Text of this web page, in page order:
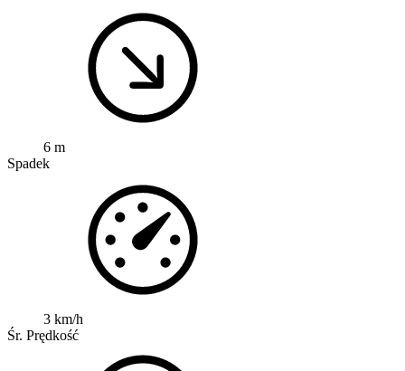
6 m
Spadek
3 km/h
Śr. Prędkość